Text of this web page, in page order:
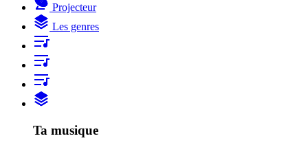
Projecteur
Les genres
Ta musique